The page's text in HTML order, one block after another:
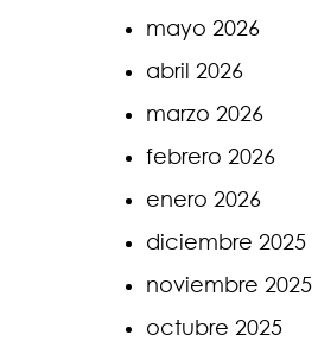
mayo 2026
abril 2026
marzo 2026
febrero 2026
enero 2026
diciembre 2025
noviembre 2025
octubre 2025